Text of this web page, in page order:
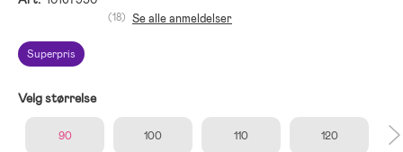
Superpris
(18) Se alle anmeldelser
Velg størrelse
90 100 110 120